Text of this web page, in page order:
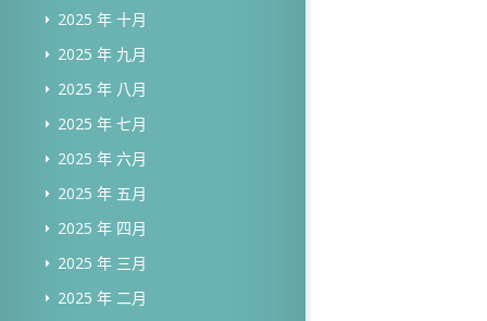
2025 年 十月
2025 年 九月
2025 年 八月
2025 年 七月
2025 年 六月
2025 年 五月
2025 年 四月
2025 年 三月
2025 年 二月